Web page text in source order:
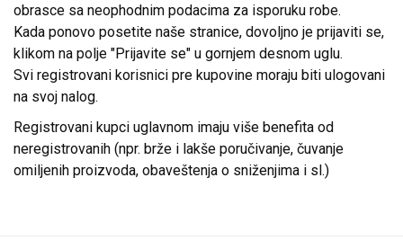
obrasce sa neophodnim podacima za isporuku robe.
Kada ponovo posetite naše stranice, dovoljno je prijaviti se,
klikom na polje "Prijavite se" u gornjem desnom uglu.
Svi registrovani korisnici pre kupovine moraju biti ulogovani
na svoj nalog.
Registrovani kupci uglavnom imaju više benefita od
neregistrovanih (npr. brže i lakše poručivanje, čuvanje
omiljenih proizvoda, obaveštenja o sniženjima i sl.)